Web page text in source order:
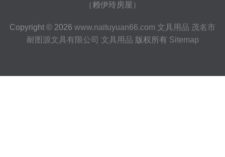
（赖伊玲房屋）
Copyright © 2026 www.naituyuan66.com 文具用品 茂名市
耐图源文具有限公司 文具用品 版权所有 Sitemap